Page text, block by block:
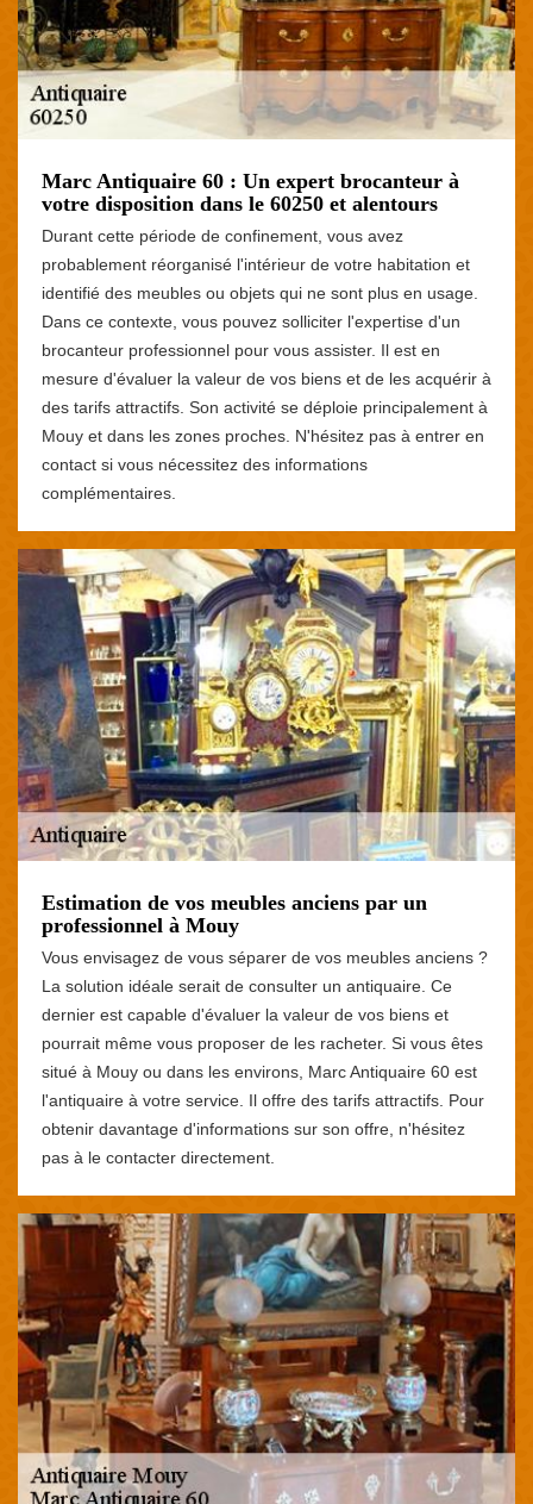
Marc Antiquaire 60 : Un expert brocanteur à
votre disposition dans le 60250 et alentours
Durant cette période de confinement, vous avez
probablement réorganisé l'intérieur de votre habitation et
identifié des meubles ou objets qui ne sont plus en usage.
Dans ce contexte, vous pouvez solliciter l'expertise d'un
brocanteur professionnel pour vous assister. Il est en
mesure d'évaluer la valeur de vos biens et de les acquérir à
des tarifs attractifs. Son activité se déploie principalement à
Mouy et dans les zones proches. N'hésitez pas à entrer en
contact si vous nécessitez des informations
complémentaires.
Estimation de vos meubles anciens par un
professionnel à Mouy
Vous envisagez de vous séparer de vos meubles anciens ?
La solution idéale serait de consulter un antiquaire. Ce
dernier est capable d'évaluer la valeur de vos biens et
pourrait même vous proposer de les racheter. Si vous êtes
situé à Mouy ou dans les environs, Marc Antiquaire 60 est
l'antiquaire à votre service. Il offre des tarifs attractifs. Pour
obtenir davantage d'informations sur son offre, n'hésitez
pas à le contacter directement.